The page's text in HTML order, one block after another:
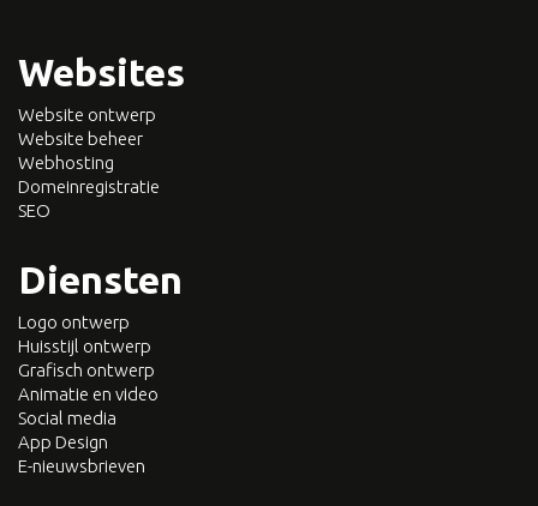
Websites
Website ontwerp
Website beheer
Webhosting
Domeinregistratie
SEO
Diensten
Logo ontwerp
Huisstijl ontwerp
Grafisch ontwerp
Animatie en video
Social media
App Design
E-nieuwsbrieven